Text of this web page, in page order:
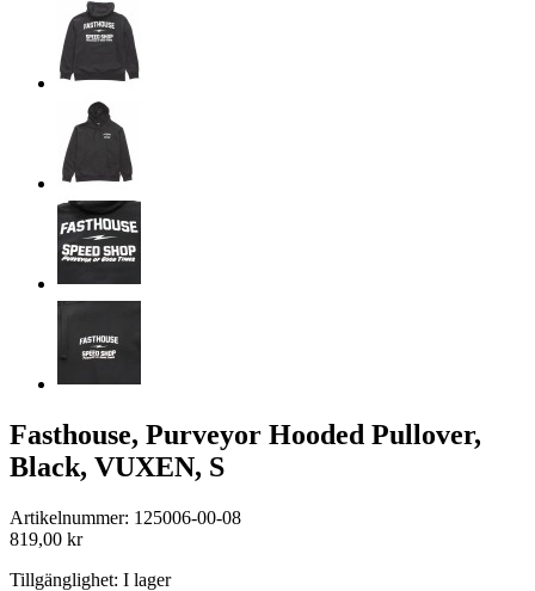
Fasthouse, Purveyor Hooded Pullover,
Black, VUXEN, S
Artikelnummer: 125006-00-08
819,00 kr
Tillgänglighet: I lager